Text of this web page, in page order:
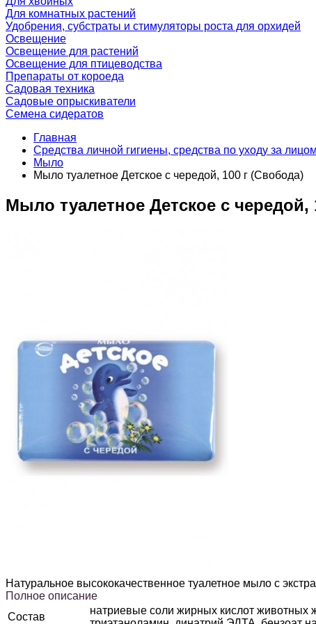
Для комнатных растений
Удобрения, субстраты и стимуляторы роста для орхидей
Освещение
Освещение для растений
Освещение для птицеводства
Препараты от короеда
Садовая техника
Садовые опрыскиватели
Семена сидератов
Главная
Средства личной гигиены, средства по уходу за
Мыло
Мыло туалетное Детское с чередой, 100 г (Свобода)
Мыло туалетное Детское с чередой,
Натуральное высококачественное туалетное мыло с
Полное описание
Состав
натриевые соли жирных кислот животных